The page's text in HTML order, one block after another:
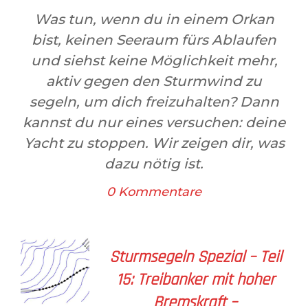
Was tun, wenn du in einem Orkan
bist, keinen Seeraum fürs Ablaufen
und siehst keine Möglichkeit mehr,
aktiv gegen den Sturmwind zu
segeln, um dich freizuhalten? Dann
kannst du nur eines versuchen: deine
Yacht zu stoppen. Wir zeigen dir, was
dazu nötig ist.
0 Kommentare
Sturmsegeln Spezial – Teil
15: Treibanker mit hoher